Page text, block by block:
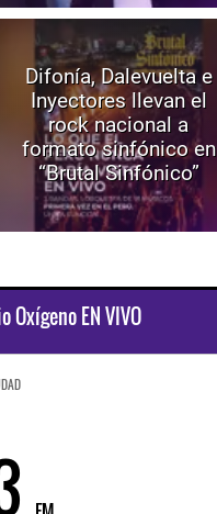
Difonía, Dalevuelta e
Inyectores llevan el
rock nacional a
formato sinfónico en
“Brutal Sinfónico”
Oxígeno EN VIVO